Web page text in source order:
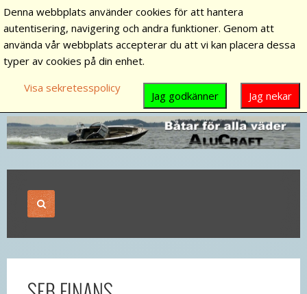
Denna webbplats använder cookies för att hantera
autentisering, navigering och andra funktioner. Genom att
använda vår webbplats accepterar du att vi kan placera dessa
typer av cookies på din enhet.
Visa sekretesspolicy
Jag nekar
Jag godkänner